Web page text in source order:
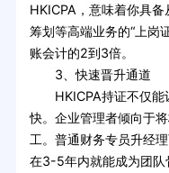
HKICPA，意味着你具
筹划等高端业务的“上岗
账会计的2到3倍。
3、快速晋升通道
HKICPA持证不仅能
快。企业管理者倾向于
工。普通财务专员升经
在3-5年内就能成为团队